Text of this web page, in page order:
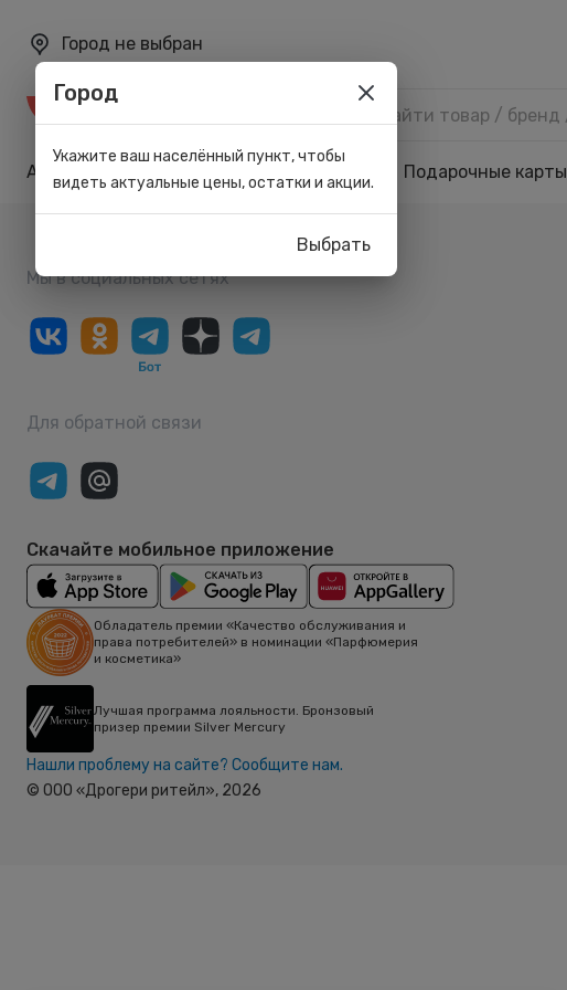
Город не выбран
Акции Карта лояльности Подарочные карты
Мы в социальных сетях
Для обратной связи
Скачайте мобильное приложение
Обладатель премии «Качество обслуживания и
права потребителей» в номинации «Парфюмерия
и косметика»
Лучшая программа лояльности. Бронзовый
призер премии Silver Mercury
Нашли проблему на сайте? Сообщите нам.
© ООО «Дрогери ритейл», 2026
Город
Укажите ваш населённый пункт, чтобы
видеть актуальные цены, остатки и акции.
Выбрать